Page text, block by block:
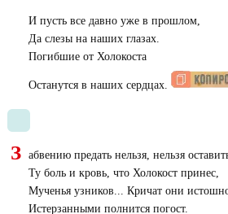
И пусть все давно уже в прошлом,
Да слезы на наших глазах.
Погибшие от Холокоста
Останутся в наших сердцах.
З
абвению предать нельзя, нельзя
Ту боль и кровь, что Холокост принес,
Мученья узников... Кричат они
Истерзанными полнится погост.